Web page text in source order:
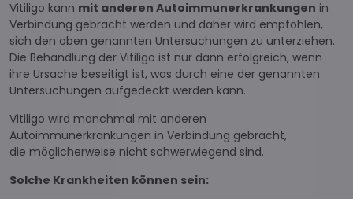
Vitiligo kann mit anderen Autoimmunerkrankungen in
Verbindung gebracht werden und daher wird empfohlen,
sich den oben genannten Untersuchungen zu unterziehen.
Die Behandlung der Vitiligo ist nur dann erfolgreich, wenn
ihre Ursache beseitigt ist, was durch eine der genannten
Untersuchungen aufgedeckt werden kann.
Vitiligo wird manchmal mit anderen
Autoimmunerkrankungen in Verbindung gebracht,
die möglicherweise nicht schwerwiegend sind.
Solche Krankheiten können sein: